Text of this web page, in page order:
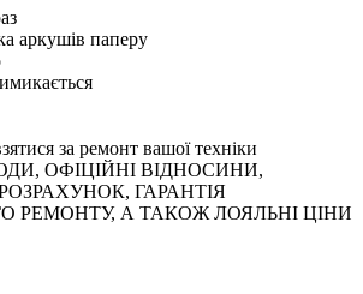
аркушів паперу
за ремонт вашої техніки
ОФІЦІЙНІ ВІДНОСИНИ,
ГАРАНТІЯ
РЕМОНТУ, А ТАКОЖ ЛОЯЛЬНІ ЦІНИ